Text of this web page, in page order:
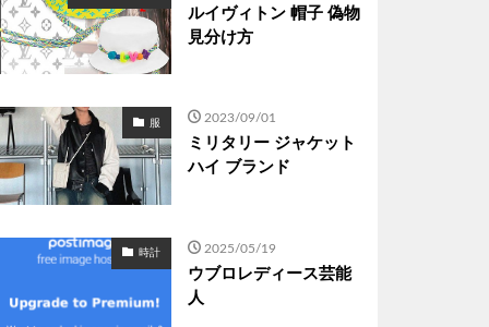
ルイヴィトン 帽子 偽物
見分け方
服 2023/09/01
ミリタリー ジャケット
ハイ ブランド
時計 2025/05/19
ウブロレディース芸能
人